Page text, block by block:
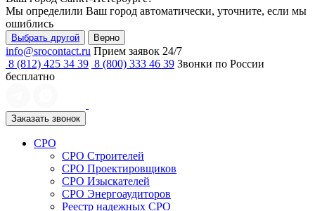
Мы определили Ваш город автоматически, уточните, если мы
ошиблись
Выбрать другой Верно
info@srocontact.ru Прием заявок 24/7
8 (812) 425 34 39 8 (800) 333 46 39 Звонки по России
бесплатно
Заказать звонок
СРО
СРО Строителей
СРО Проектировщиков
СРО Изыскателей
СРО Энергоаудиторов
Реестр надежных СРО